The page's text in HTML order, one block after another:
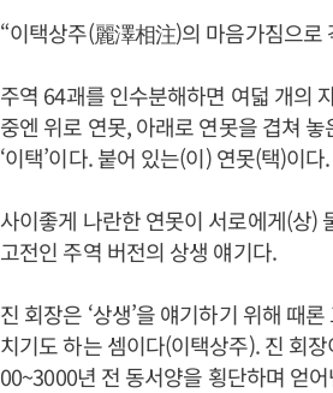
“이택상주(麗澤相注)의 마음가짐으로
주역 64괘를 인수분해하면 여덟 개의
중엔 위로 연못, 아래로 연못을 겹쳐
‘이택’이다. 붙어 있는(이) 연못(택)이다.
사이좋게 나란한 연못이 서로에게(상)
고전인 주역 버전의 상생 얘기다.
진 회장은 ‘상생’을 얘기하기 위해 때
치기도 하는 셈이다(이택상주). 진 회
00~3000년 전 동서양을 횡단하며 얻